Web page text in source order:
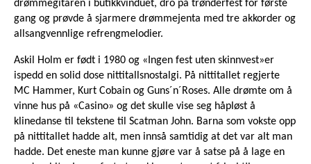
drømmegitaren i butikkvinduet, dro på trønderfest for første
gang og prøvde å sjarmere drømmejenta med tre akkorder og
allsangvennlige refrengmelodier.
Askil Holm er født i 1980 og «Ingen fest uten skinnvest»er
ispedd en solid dose nittitallsnostalgi. På nittitallet regjerte
MC Hammer, Kurt Cobain og Guns´n´Roses. Alle drømte om å
vinne hus på «Casino» og det skulle vise seg håpløst å
klinedanse til tekstene til Scatman John. Barna som vokste opp
på nittitallet hadde alt, men innså samtidig at det var alt man
hadde. Det eneste man kunne gjøre var å satse på å lage en